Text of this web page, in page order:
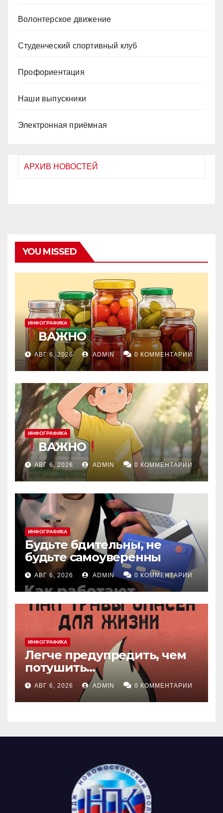
Волонтерское движение
Студенческий спортивный клуб
Профориентация
Наши выпускники
Электронная приёмная
АРХИВ НОВОСТЕЙ
YOU MISSED
ИНФОГРАФИКА
ВАЖНО
АВГ 6, 2026 ADMIN 0 КОММЕНТАРИИ
ИНФОГРАФИКА
ВАЖНО
АВГ 6, 2026 ADMIN 0 КОММЕНТАРИИ
ИНФОГРАФИКА
Будьте бдительны, не
будьте самоуверенны
АВГ 6, 2026 ADMIN 0 КОММЕНТАРИИ
ИНФОГРАФИКА
Легче предупредить, чем
потушить…
АВГ 6, 2026 ADMIN 0 КОММЕНТАРИИ